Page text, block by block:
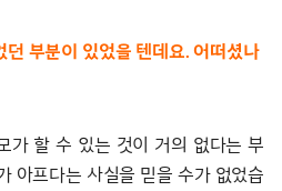
부분이 있었을 텐데요. 어떠셨나
가 할 수 있는 것이 거의 없다는 부
아프다는 사실을 믿을 수가 없었습